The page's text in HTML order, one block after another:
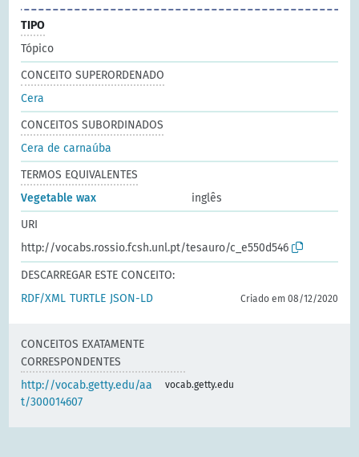
TIPO
Tópico
CONCEITO SUPERORDENADO
Cera
CONCEITOS SUBORDINADOS
Cera de carnaúba
TERMOS EQUIVALENTES
Vegetable wax
inglês
URI
http://vocabs.rossio.fcsh.unl.pt/tesauro/c_e550d546
DESCARREGAR ESTE CONCEITO:
RDF/XML TURTLE JSON-LD Criado em 08/12/2020
CONCEITOS EXATAMENTE
CORRESPONDENTES
http://vocab.getty.edu/aa
t/300014607
vocab.getty.edu